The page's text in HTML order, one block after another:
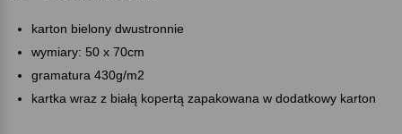
karton bielony dwustronnie
wymiary: 50 x 70cm
gramatura 430g/m2
kartka wraz z białą kopertą zapakowana w dodatkowy karton